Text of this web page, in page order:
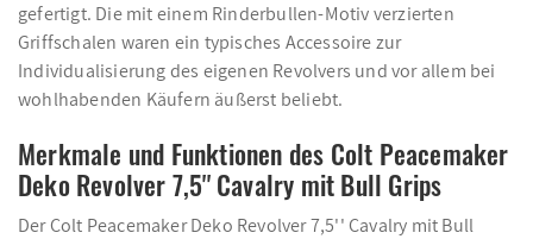
gefertigt. Die mit einem Rinderbullen-Motiv verzierten
Griffschalen waren ein typisches Accessoire zur
Individualisierung des eigenen Revolvers und vor allem bei
wohlhabenden Käufern äußerst beliebt.
Merkmale und Funktionen des Colt Peacemaker
Deko Revolver 7,5'' Cavalry mit Bull Grips
Der Colt Peacemaker Deko Revolver 7,5'' Cavalry mit Bull